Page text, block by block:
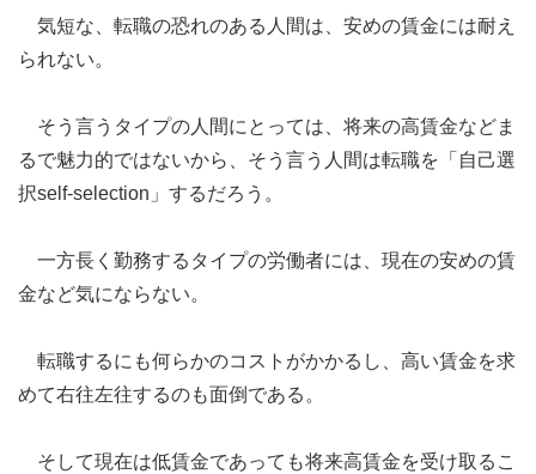
気短な、転職の恐れのある人間は、安めの賃金には耐え
られない。
そう言うタイプの人間にとっては、将来の高賃金などま
るで魅力的ではないから、そう言う人間は転職を「自己選
択self-selection」するだろう。
一方長く勤務するタイプの労働者には、現在の安めの賃
金など気にならない。
転職するにも何らかのコストがかかるし、高い賃金を求
めて右往左往するのも面倒である。
そして現在は低賃金であっても将来高賃金を受け取るこ